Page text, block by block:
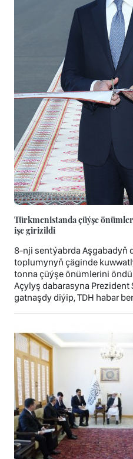
Türkmenistanda çüýşe
işe girizildi
8-nji sentýabrda Aşgabadyň
toplumynyň çäginde
tonna çüýşe önümlerini
Açylyş dabarasyna
gatnaşdy diýip, TDH habar